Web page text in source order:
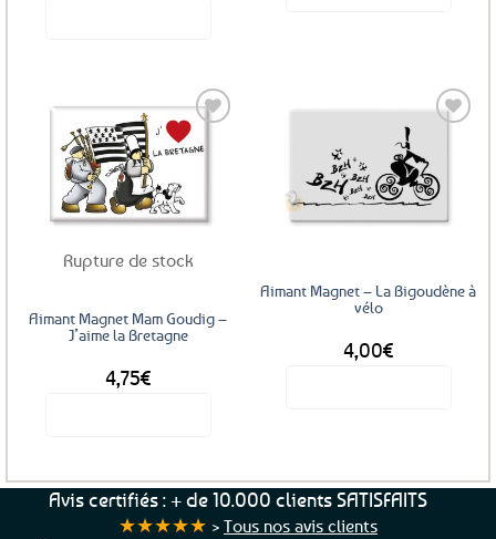
Rupture de stock
Aimant Magnet Mam Goudig –
J’aime la Bretagne
4,75€
Ajouter
aux
favoris
Aimant Magnet – La Bigoudène à
vélo
4,00€
Avis certifiés : + de 10.000 clients SATISFAITS
★★★★★ > Tous nos avis clients